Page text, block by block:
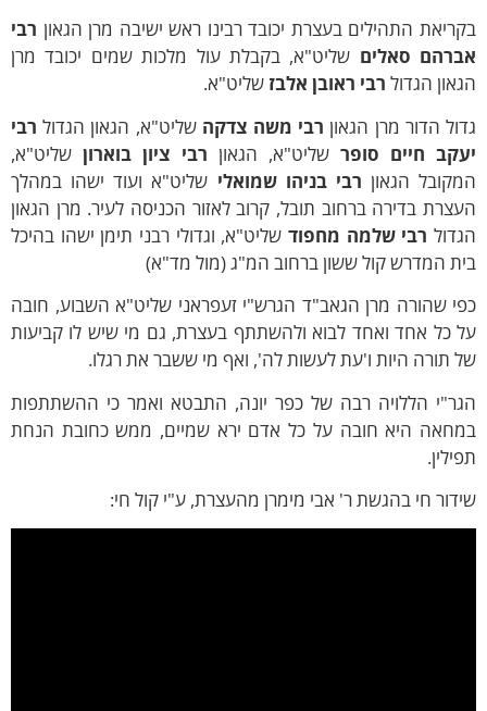
התהילים בעצרת יכובד רבינו ראש ישיבה מרן הגאוןרבי
סאליםשליט"א, בקבלת עול מלכות שמים יכובד מרן
הגדולרבי ראובן אלבזשליט"א.
הדור מרן הגאוןרבי משה צדקהשליט"א, הגאון הגדולרבי
חיים סופרשליט"א, הגאוןרבי ציון בוארוןשליט"א,
הגאוןרבי בניהו שמואלישליט"א ועוד ישהו במהלך
בדירה ברחוב תובל, קרוב לאזור הכניסה לעיר. מרן הגאון
רבי שלמה מחפודשליט"א, וגדולי רבני תימן ישהו בהיכל
המדרש קול ששון ברחוב המ"ג (מול מד"א)
שהורה מרן הגאב"ד הגרש"י זעפראני שליט"א השבוע, חובה
כל אחד ואחד לבוא ולהשתתף בעצרת, גם מי שיש לו קביעות
תורה היות ו'עת לעשות לה', ואף מי ששבר את רגלו.
הללויה רבה של כפר יונה, התבטא ואמר כי ההשתתפות
היא חובה על כל אדם ירא שמיים, ממש כחובת הנחת
חי בהגשת ר' אבי מימרן מהעצרת, ע"י קול חי: